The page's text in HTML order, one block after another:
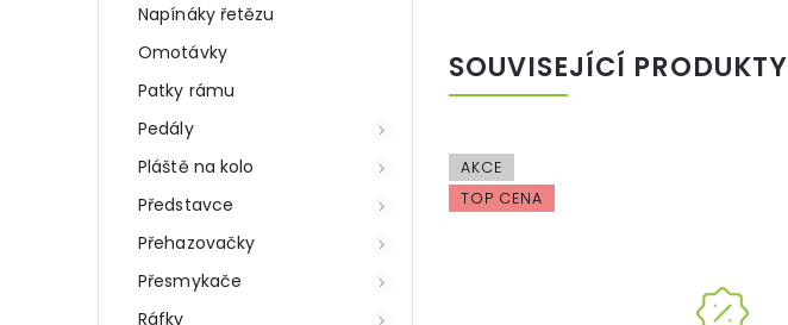
Napínáky řetězu
Omotávky
Patky rámu
Pedály
Pláště na kolo
Představce
Přehazovačky
Přesmykače
Ráfky
SOUVISEJÍCÍ PRODUKTY
AKCE
TOP CENA